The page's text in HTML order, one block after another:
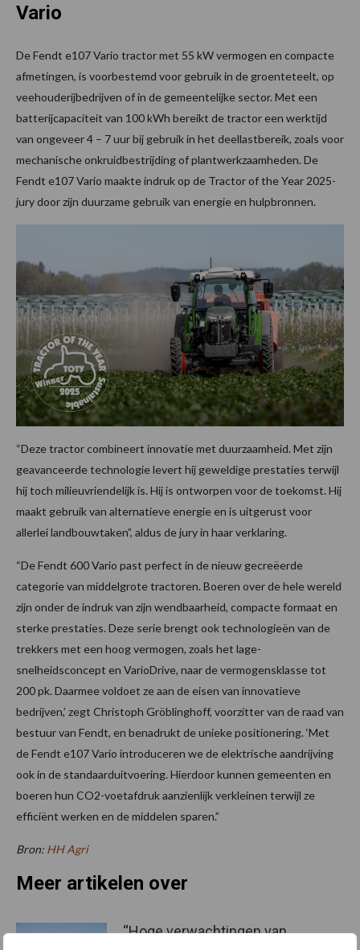
Vario
De Fendt e107 Vario tractor met 55 kW vermogen en compacte
afmetingen, is voorbestemd voor gebruik in de groenteteelt, op
veehouderijbedrijven of in de gemeentelijke sector. Met een
batterijcapaciteit van 100 kWh bereikt de tractor een werktijd
van ongeveer 4 – 7 uur bij gebruik in het deellastbereik, zoals voor
mechanische onkruidbestrijding of plantwerkzaamheden. De
Fendt e107 Vario maakte indruk op de Tractor of the Year 2025-
jury door zijn duurzame gebruik van energie en hulpbronnen.
“Deze tractor combineert innovatie met duurzaamheid. Met zijn
geavanceerde technologie levert hij geweldige prestaties terwijl
hij toch milieuvriendelijk is. Hij is ontworpen voor de toekomst. Hij
maakt gebruik van alternatieve energie en is uitgerust voor
allerlei landbouwtaken”, aldus de jury in haar verklaring.
“De Fendt 600 Vario past perfect in de nieuw gecreëerde
categorie van middelgrote tractoren. Boeren over de hele wereld
zijn onder de indruk van zijn wendbaarheid, compacte formaat en
sterke prestaties. Deze serie brengt ook technologieën van de
trekkers met een hoog vermogen, zoals het lage-
snelheidsconcept en VarioDrive, naar de vermogensklasse tot
200 pk. Daarmee voldoet ze aan de eisen van innovatieve
bedrijven,’ zegt Christoph Gröblinghoff, voorzitter van de raad van
bestuur van Fendt, en benadrukt de unieke positionering. ‘Met
de Fendt e107 Vario introduceren we de elektrische aandrijving
ook in de standaarduitvoering. Hierdoor kunnen gemeenten en
boeren hun CO2-voetafdruk aanzienlijk verkleinen terwijl ze
efficiënt werken en de middelen sparen.”
Bron: HH Agri
Meer artikelen over
“Hoge verwachtingen van